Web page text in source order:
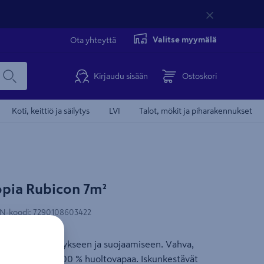
Ota yhteyttä Valitse myymälä
Kirjaudu sisään Ostoskori
Koti, keittiö ja säilytys LVI Talot, mökit ja piharakennukset
Rubicon 7m²
koodi: 7290108603422
säilytykseen ja suojaamiseen. Vahva,
UV-suoja. 100 % huoltovapaa. Iskunkestävät